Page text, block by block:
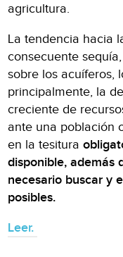
agricultura.
La tendencia hacia
consecuente
sobre los acuíferos,
principalmente, la
creciente de
ante una población
en la tesitura
disponible, además
necesario buscar y
posibles.
Leer.